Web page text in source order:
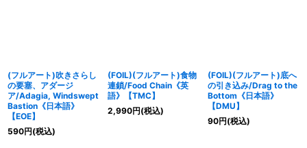
(フルアート)吹きさらし
の要塞、アダージ
ア/Adagia, Windswept
Bastion《日本語》
【EOE】
590円(税込)
(FOIL)(フルアート)食物
連鎖/Food Chain《英
語》【TMC】
2,990円(税込)
(FOIL)(フルアート)底へ
の引き込み/Drag to the
Bottom《日本語》
【DMU】
90円(税込)